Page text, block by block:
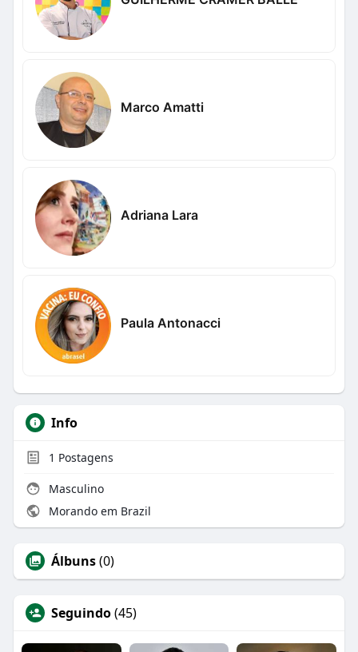
Marco Amatti
Adriana Lara
Paula Antonacci
Info
1 Postagens
Masculino
Morando em Brazil
Álbuns(0)
Seguindo(45)